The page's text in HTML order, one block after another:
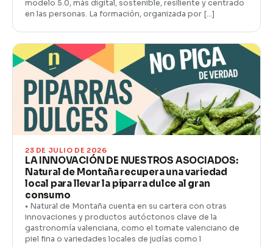
modelo 5.0, más digital, sostenible, resiliente y centrado
en las personas. La formación, organizada por […]
23 DE JULIO DE 2026
LA INNOVACIÓN DE NUESTROS ASOCIADOS:
Natural de Montaña recupera una variedad
local para llevar la piparra dulce al gran
consumo
• Natural de Montaña cuenta en su cartera con otras
innovaciones y productos autóctonos clave de la
gastronomía valenciana, como el tomate valenciano de
piel fina o variedades locales de judías como l